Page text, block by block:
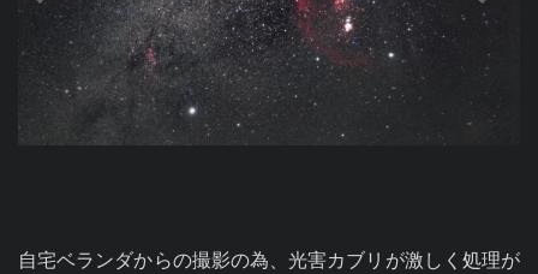
自宅ベランダからの撮影の為、光害カブリが激しく処理が